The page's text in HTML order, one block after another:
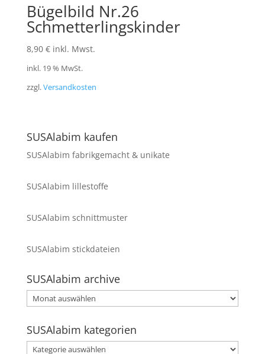
Bügelbild Nr.26
Schmetterlingskinder
8,90 € inkl. Mwst.
inkl. 19 % MwSt.
zzgl.Versandkosten
SUSAlabim kaufen
SUSAlabim fabrikgemacht & unikate
SUSAlabim lillestoffe
SUSAlabim schnittmuster
SUSAlabim stickdateien
SUSAlabim archive
SUSAlabim
archive
SUSAlabim kategorien
SUSAlabim